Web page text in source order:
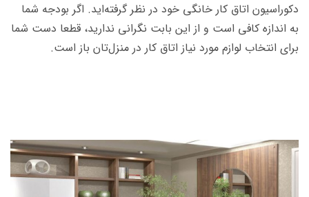
دکوراسیون اتاق کار خانگی خود در نظر گرفته‌اید. اگر بودجه شما
به اندازه کافی است و از این بابت نگرانی ندارید، قطعا دست شما
برای انتخاب لوازم مورد نیاز اتاق کار در منزل‌تان باز است.